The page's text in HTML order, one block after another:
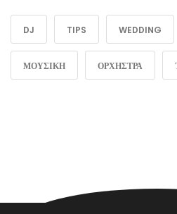
DJ TIPS WEDDING
ΜΟΥΣΙΚΗ ΟΡΧΗΣΤΡΑ